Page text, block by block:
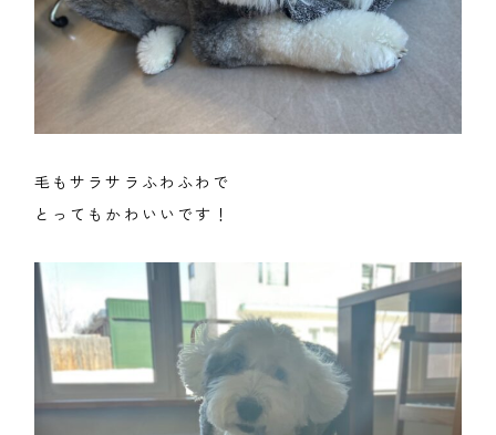
毛もサラサラふわふわで
とってもかわいいです！